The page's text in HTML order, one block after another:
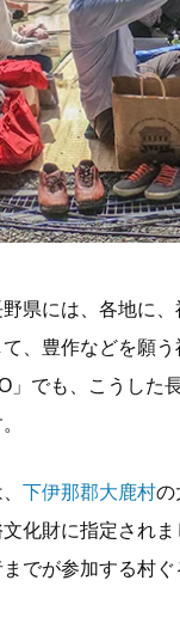
県には、各地に
、豊作などを願
」でも、こうし
下伊那郡大鹿村の
化財に指定され
でが参加する村